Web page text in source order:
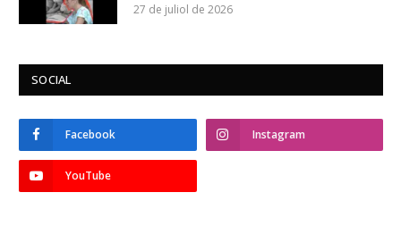
27 de juliol de 2026
SOCIAL
Facebook Instagram
YouTube